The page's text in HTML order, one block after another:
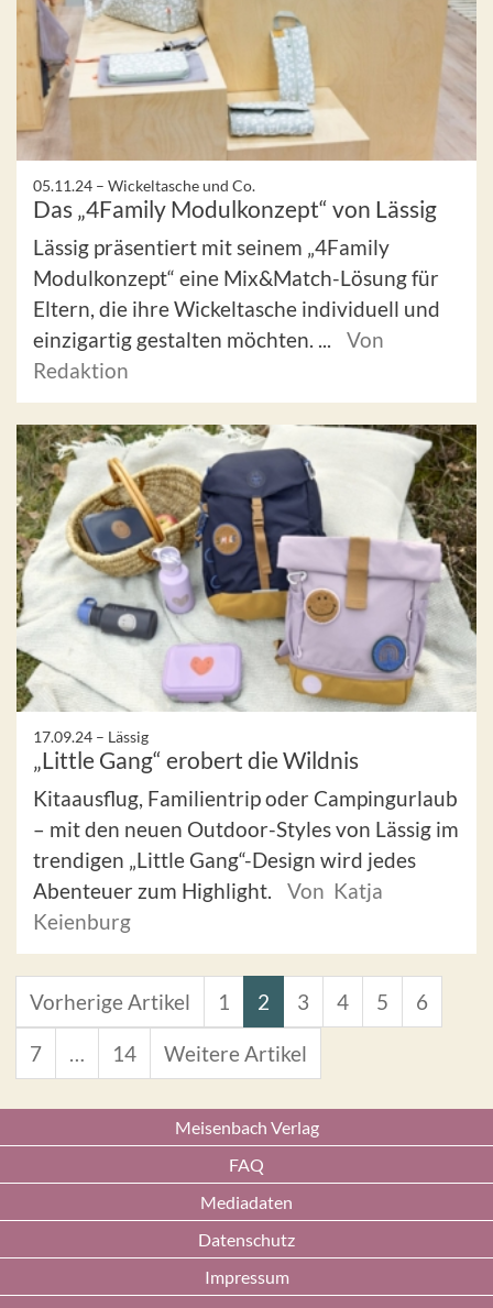
05.11.24 – Wickeltasche und Co.
Das „4Family Modulkonzept“ von Lässig
Lässig präsentiert mit seinem „4Family
Modulkonzept“ eine Mix&Match-Lösung für
Eltern, die ihre Wickeltasche individuell und
einzigartig gestalten möchten. ...
Von
Redaktion
17.09.24 – Lässig
„Little Gang“ erobert die Wildnis
Kitaausflug, Familientrip oder Campingurlaub
– mit den neuen Outdoor-Styles von Lässig im
trendigen „Little Gang“-Design wird jedes
Abenteuer zum Highlight.
Von Katja
Keienburg
Vorherige Artikel 1 2 3 4 5 6
7 … 14 Weitere Artikel
Meisenbach Verlag
FAQ
Mediadaten
Datenschutz
Impressum